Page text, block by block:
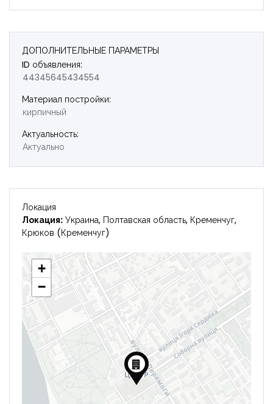
ДОПОЛНИТЕЛЬНЫЕ ПАРАМЕТРЫ
ID объявления:
44345645434554
Материал постройки:
кирпичный
Актуальность:
Актуально
Локация
Локация: Украина, Полтавская область, Кременчуг,
Крюков (Кременчуг)
+
−
Запомнить